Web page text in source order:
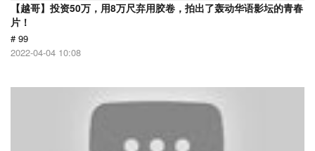
【越哥】投资50万，用8万尺弃用胶卷，拍出了轰动华语影坛的青春
片！
# 99
2022-04-04 10:08